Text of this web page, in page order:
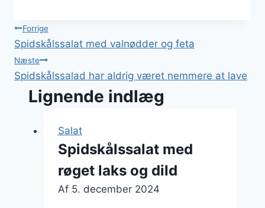
Indlægsnavigation
Forrige
Spidskålssalat med valnødder og feta
Næste
Spidskålssalad har aldrig været nemmere at lave
Lignende indlæg
Salat
Spidskålssalat med
røget laks og dild
Af 5. december 2024